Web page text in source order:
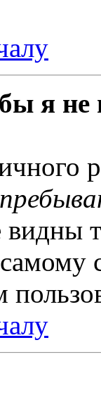
я
видны